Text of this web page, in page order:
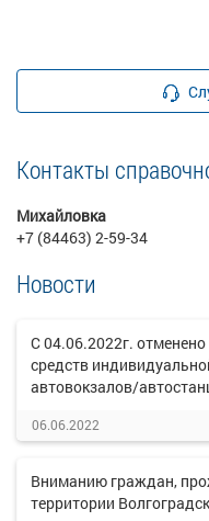
Контакты
Михайловка
+7 (84463) 2-59-34
Новости
С 04.06.2022г.
средств
автовокзалов/
06.06.2022
Вниманию граждан,
территории